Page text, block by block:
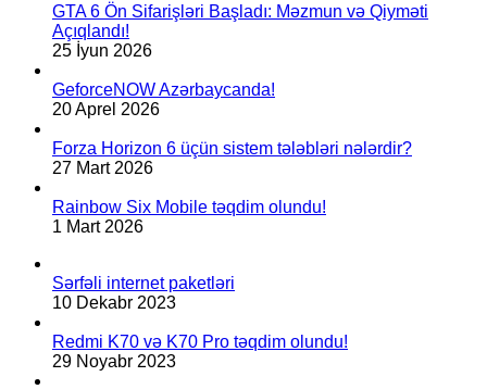
GTA 6 Ön Sifarişləri Başladı: Məzmun və Qiyməti
Açıqlandı!
25 İyun 2026
GeforceNOW Azərbaycanda!
20 Aprel 2026
Forza Horizon 6 üçün sistem tələbləri nələrdir?
27 Mart 2026
Rainbow Six Mobile təqdim olundu!
1 Mart 2026
Sərfəli internet paketləri
10 Dekabr 2023
Redmi K70 və K70 Pro təqdim olundu!
29 Noyabr 2023